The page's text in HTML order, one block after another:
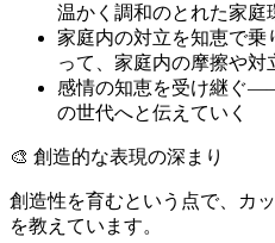
温かく調和のとれた家庭
家庭内の対立を知恵で
って、家庭内の摩擦や対
感情の知恵を受け継ぐ
の世代へと伝えていく
🎨 創造的な表現の深まり
創造性を育むという点で、カ
を教えています。